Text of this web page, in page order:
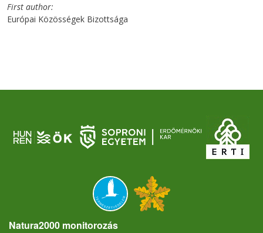
First author
Európai Közösségek Bizottsága
Natura2000 monitorozás